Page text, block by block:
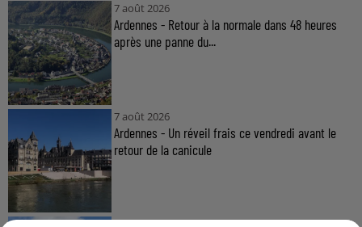
7 août 2026
Ardennes - Retour à la normale dans 48 heures
après une panne du...
7 août 2026
Ardennes - Un réveil frais ce vendredi avant le
retour de la canicule
7 août 2026